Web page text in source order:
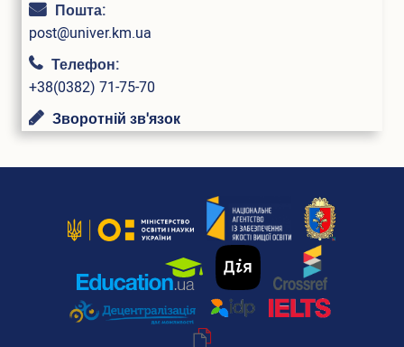
Випускники університету
Інформація для оприлюднення
Корисна інформація
Контакти
Пошта:
post@univer.km.ua
Телефон:
+38(0382) 71-75-70
Зворотній зв'язок